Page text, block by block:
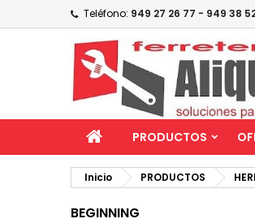
Teléfono: 949 27 26 77 - 949 38
PRODUCTOS
Inicio PRODUCTOS
BEGINNING